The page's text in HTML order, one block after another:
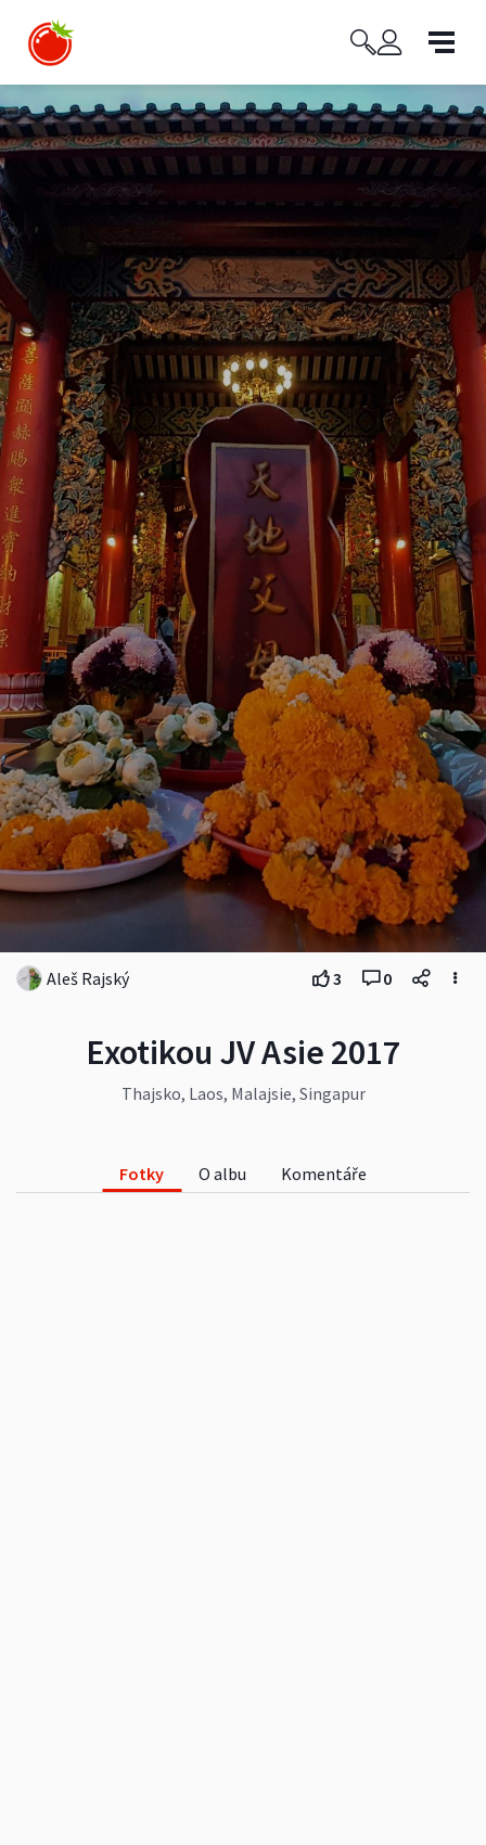
Exotikou JV Asie 2017
Thajsko, Laos, Malajsie, Singapur
Aleš Rajský 3 0
Fotky O albu Komentáře